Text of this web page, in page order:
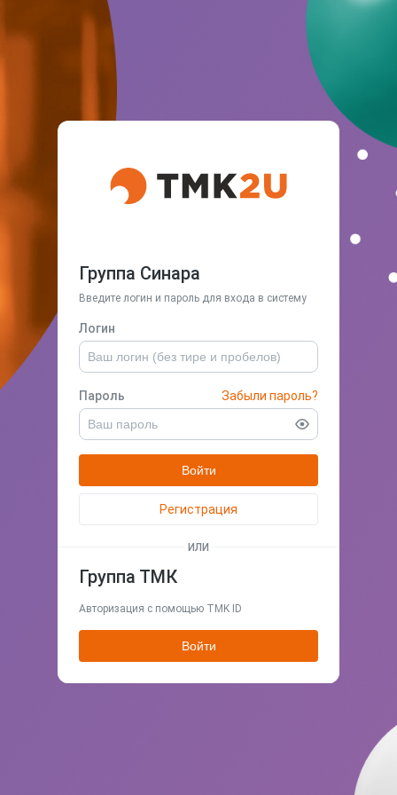
Группа Синара
Введите логин и пароль для входа в систему
Логин
Пароль Забыли пароль?
Войти
Регистрация
ИЛИ
Группа ТМК
Авторизация с помощью TMK ID
Войти